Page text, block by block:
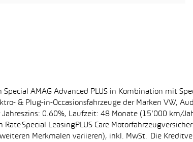
AMAG Advanced PLUS in Kombination mit
& Plug-in-Occasionsfahrzeuge der Marken VW,
0.60%, Laufzeit: 48 Monate (15’000 km/
Special LeasingPLUS Care
Merkmalen variieren), inkl. MwSt. Die